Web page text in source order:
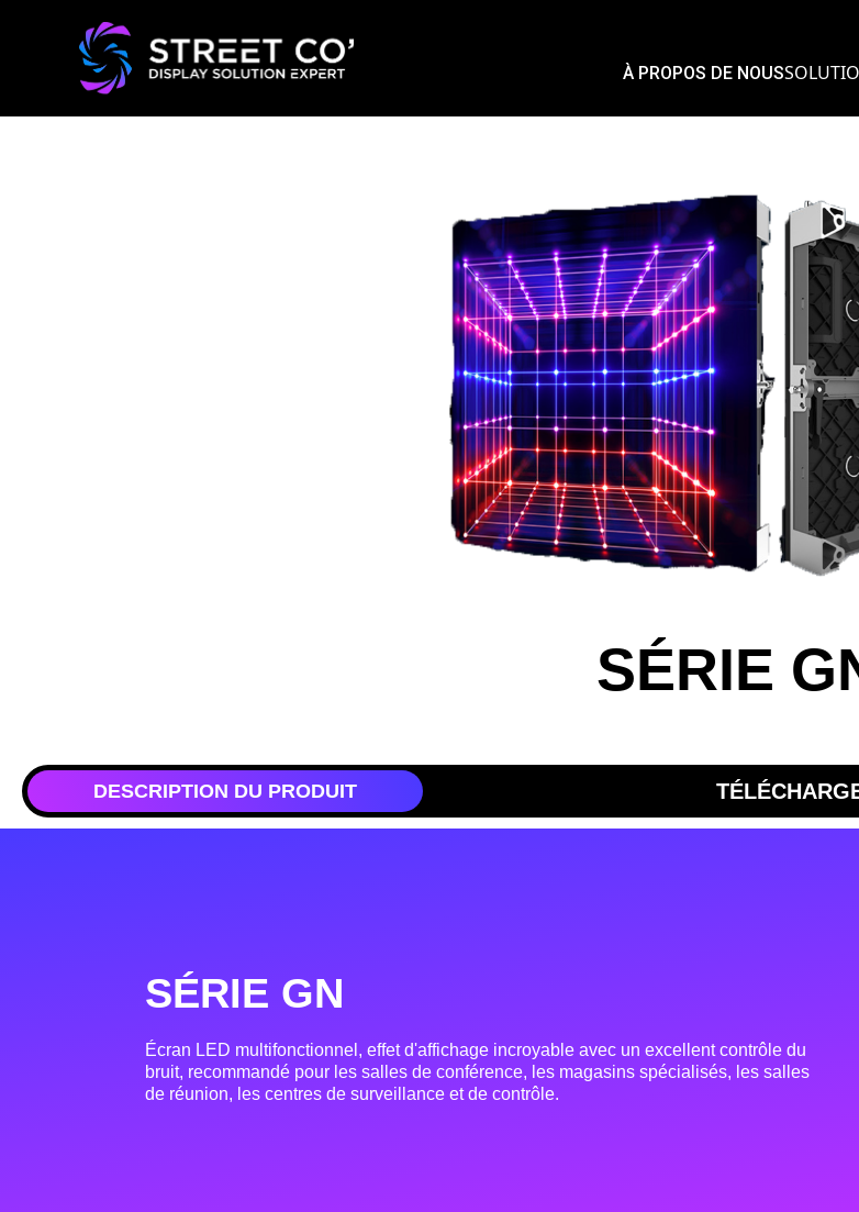
À PROPOS DE NOUS
SÉRIE
DESCRIPTION DU PRODUIT
SÉRIE GN
Écran LED multifonctionnel, effet d'affichage incroyable avec un excellent contrôle du
bruit, recommandé pour les salles de conférence, les magasins spécialisés, les salles
de réunion, les centres de surveillance et de contrôle.